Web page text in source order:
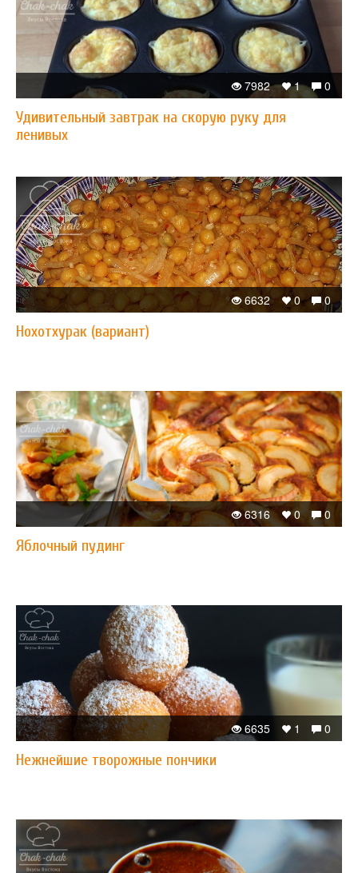
0
1
7982
Удивительный завтрак на скорую руку для
ленивых
0
0
6632
Нохотхурак (вариант)
0
0
6316
Яблочный пудинг
0
1
6635
Нежнейшие творожные пончики